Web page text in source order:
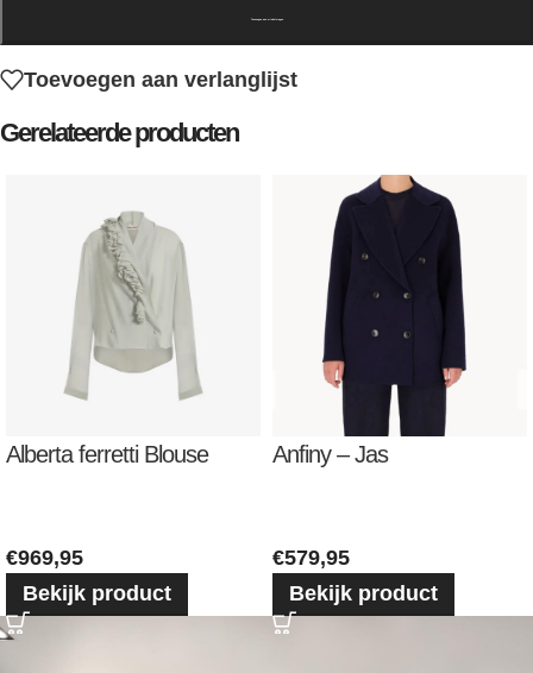
Toevoegen aan verlanglijst
Gerelateerde producten
Alberta ferretti Blouse
€969,95
Bekijk product
Anfiny – Jas
€579,95
Bekijk product